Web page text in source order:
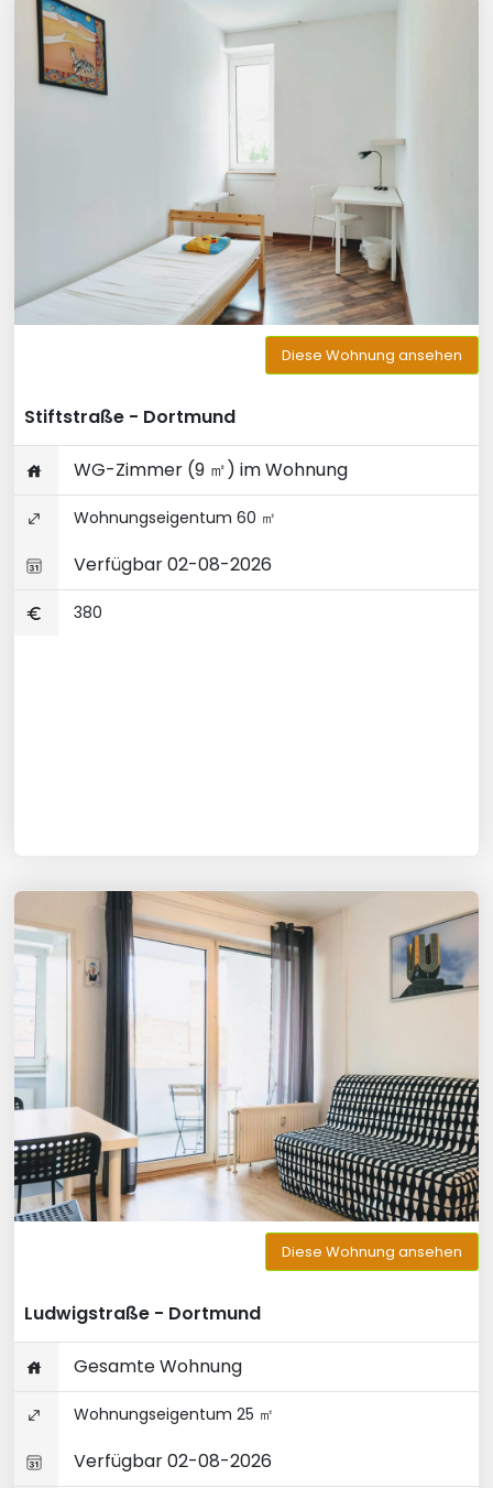
Diese Wohnung ansehen
Stiftstraße - Dortmund
WG-Zimmer (9 ㎡) im Wohnung
Wohnungseigentum 60 ㎡
Verfügbar 02-08-2026
380
Diese Wohnung ansehen
Ludwigstraße - Dortmund
Gesamte Wohnung
Wohnungseigentum 25 ㎡
Verfügbar 02-08-2026